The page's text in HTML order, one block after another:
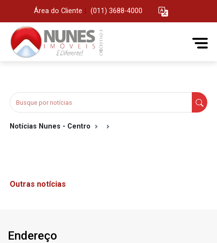
Área do Cliente (011) 3688-4000
Notícias Nunes - Centro
Outras notícias
Endereço